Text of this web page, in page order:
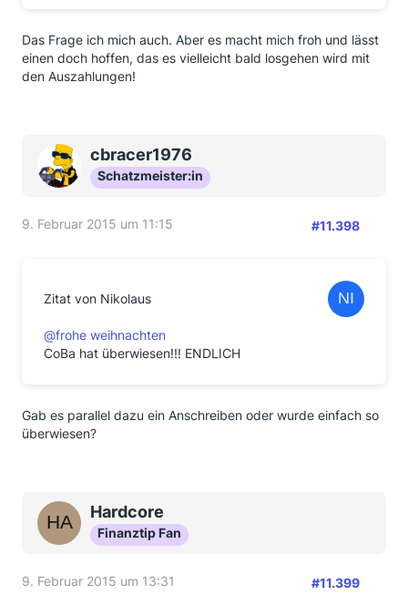
Das Frage ich mich auch. Aber es macht mich froh und lässt
einen doch hoffen, das es vielleicht bald losgehen wird mit
den Auszahlungen!
cbracer1976
Schatzmeister:in
9. Februar 2015 um 11:15 #11.398
Zitat von Nikolaus
@frohe weihnachten
CoBa hat überwiesen!!! ENDLICH
Gab es parallel dazu ein Anschreiben oder wurde einfach so
überwiesen?
Hardcore
Finanztip Fan
9. Februar 2015 um 13:31 #11.399